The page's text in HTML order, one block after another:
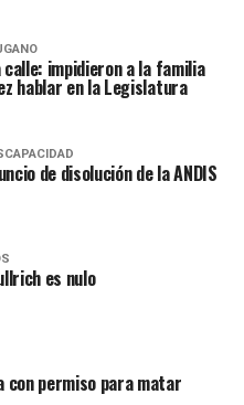
impidieron a la familia
hablar en la Legislatura
de disolución de la ANDIS
es nulo
con permiso para matar